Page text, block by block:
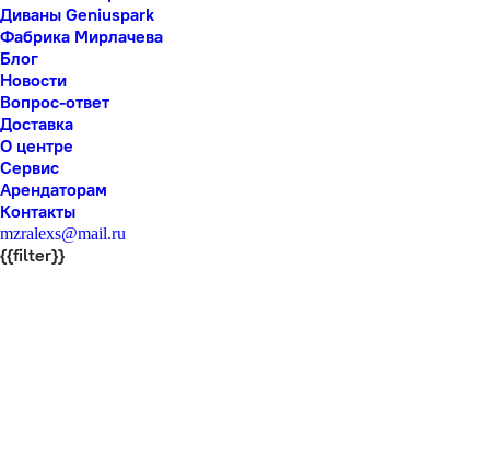
Диваны Geniuspark
Фабрика Мирлачева
Блог
Новости
Вопрос-ответ
Доставка
О центре
Сервис
Арендаторам
Контакты
mzralexs@mail.ru
{{filter}}